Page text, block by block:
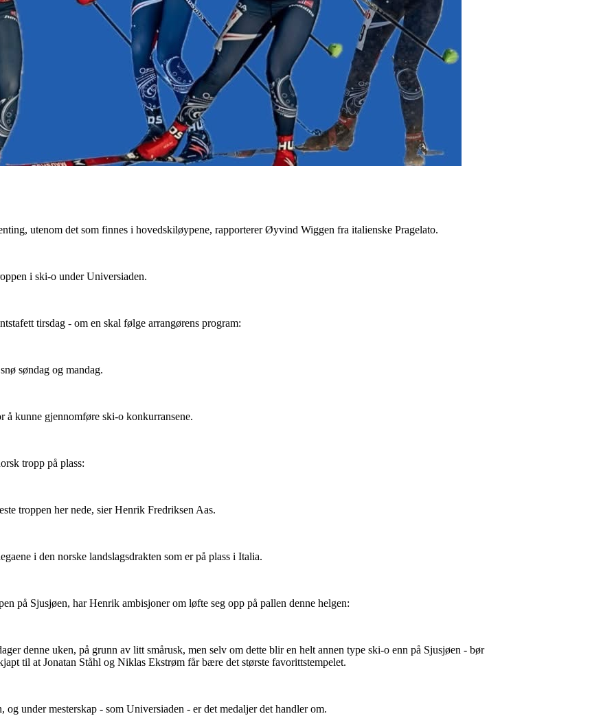
utenom det som finnes i hovedskiløypene, rapporterer Øyvind Wiggen fra italienske Pragelato.
i ski-o under Universiaden.
tirsdag - om en skal følge arrangørens program:
søndag og mandag.
å kunne gjennomføre ski-o konkurransene.
tropp på plass:
troppen her nede, sier Henrik Fredriksen Aas.
i den norske landslagsdrakten som er på plass i Italia.
på Sjusjøen, har Henrik ambisjoner om løfte seg opp på pallen denne helgen:
denne uken, på grunn av litt smårusk, men selv om dette blir en helt annen type ski-o enn på Sjusjøen - bør
til at Jonatan Ståhl og Niklas Ekstrøm får bære det største favorittstempelet.
og under mesterskap - som Universiaden - er det medaljer det handler om.